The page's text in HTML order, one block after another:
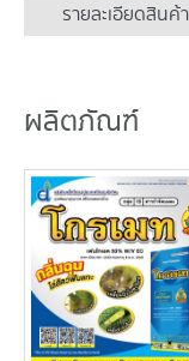
รายละเอียดสินค้า
ผลิตภัณฑ์